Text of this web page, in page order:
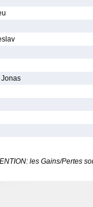
Jonas
les Gains/Pertes